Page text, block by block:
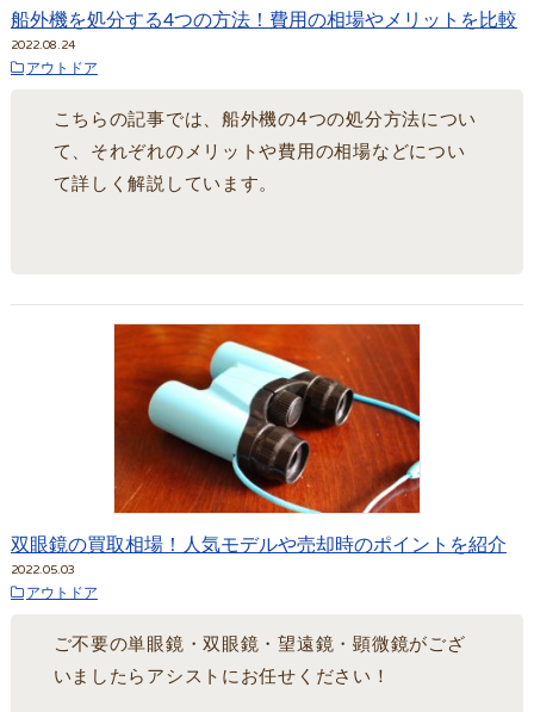
船外機を処分する4つの方法！費用の相場やメリットを比較
2022.08.24
アウトドア
こちらの記事では、船外機の4つの処分方法につい
て、それぞれのメリットや費用の相場などについ
て詳しく解説しています。
双眼鏡の買取相場！人気モデルや売却時のポイントを紹介
2022.05.03
アウトドア
ご不要の単眼鏡・双眼鏡・望遠鏡・顕微鏡がござ
いましたらアシストにお任せください！